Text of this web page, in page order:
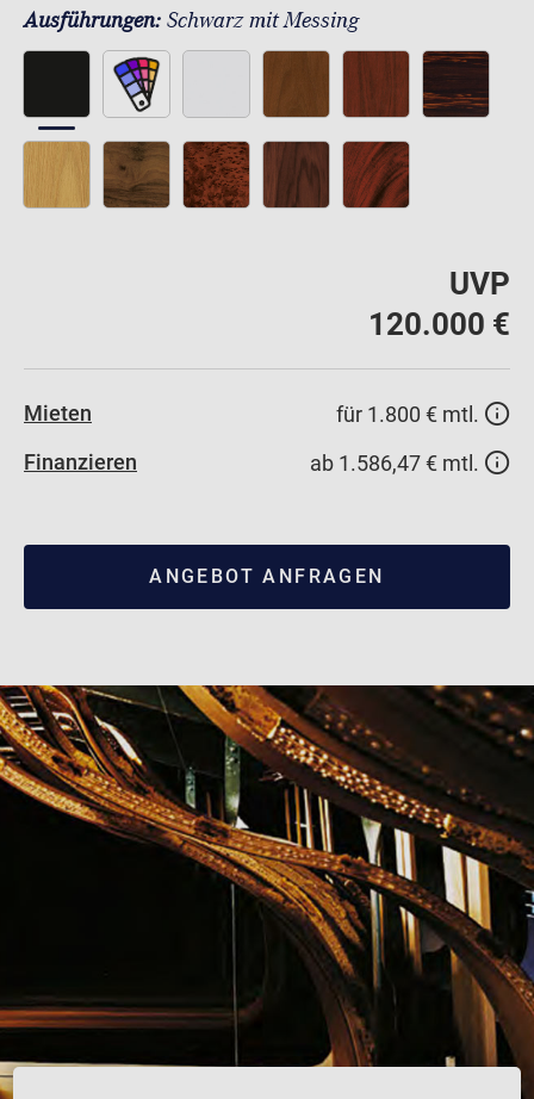
Ausführungen: Schwarz mit Messing
UVP
120.000 €
Mieten
für 1.800 € mtl.
Finanzieren
ab 1.586,47 € mtl.
ANGEBOT ANFRAGEN